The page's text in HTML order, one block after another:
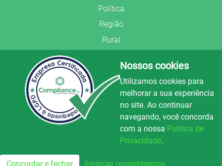
Política
Região
Rural
Segurança Pública
União Frederiquense
© Copyright 2022.LA+.
Todos os direitos reservados.
100.3
Nossos cookies
Utilizamos cookies para
melhorar a sua experiência
no site. Ao continuar
navegando, você concorda
com a nossa Política de
Privacidade.
Concordar e fechar Gerenciar consentimentos